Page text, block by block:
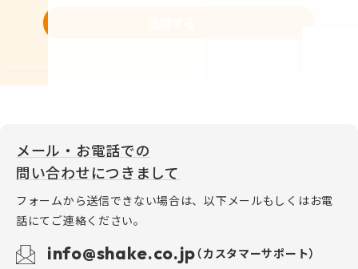
メール・お電話での
問い合わせにつきまして
フォームから送信できない場合は、以下メールもしくはお電
話にてご連絡ください。
info@shake.co.jp（カスタマーサポート）